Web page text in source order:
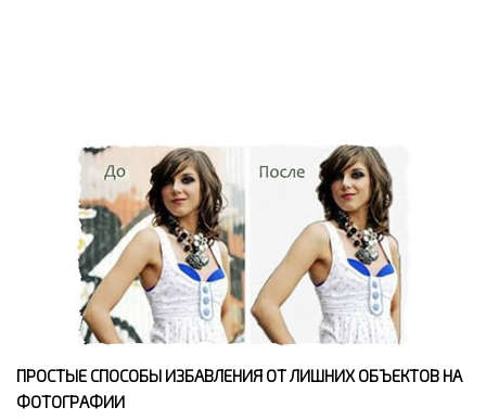
ПРОСТЫЕ СПОСОБЫ ИЗБАВЛЕНИЯ ОТ ЛИШНИХ ОБЪЕКТОВ НА
ФОТОГРАФИИ